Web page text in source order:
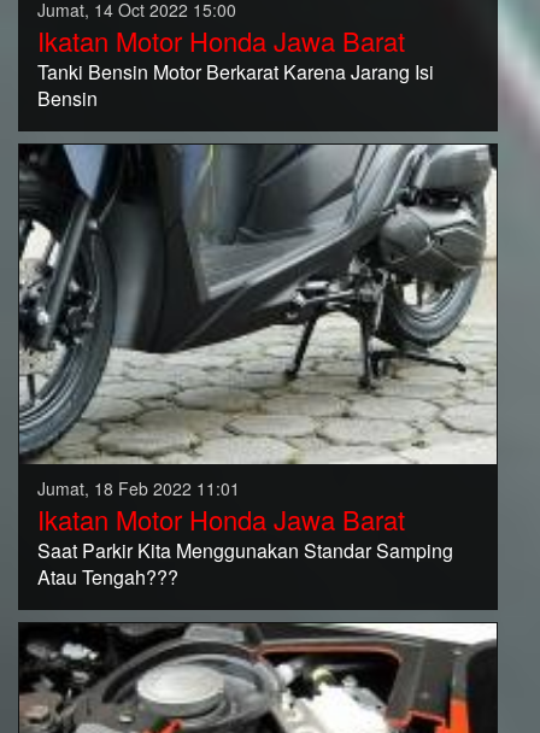
Jumat, 14 Oct 2022 15:00
Ikatan Motor Honda Jawa Barat
Tanki Bensin Motor Berkarat Karena Jarang Isi
Bensin
Jumat, 18 Feb 2022 11:01
Ikatan Motor Honda Jawa Barat
Saat Parkir Kita Menggunakan Standar Samping
Atau Tengah???